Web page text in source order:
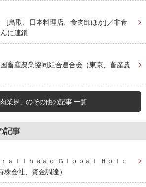
[鳥取、日本料理店、食肉卸ほか]／非食
に連鎖
畜産農業協同組合連合会（東京、畜産農
肉業界」のその他の記事 一覧
記事
ａｉｌｈｅａｄ Ｇｌｏｂａｌ Ｈｏｌｄ
株会社、資金調達）